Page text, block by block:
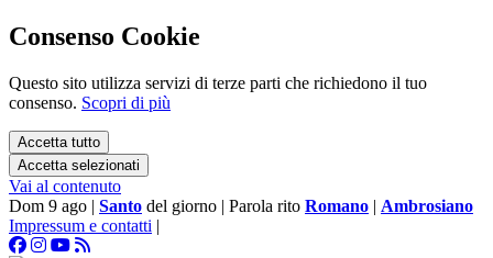
Consenso Cookie
Questo sito utilizza servizi di terze parti che richiedono il tuo
consenso. Scopri di più
Accetta tutto
Accetta selezionati
Vai al contenuto
Dom 9 ago | Santo del giorno | Parola rito Romano | Ambrosiano
Impressum e contatti |